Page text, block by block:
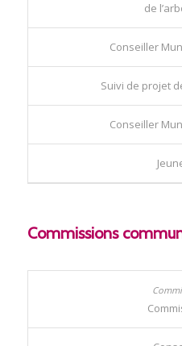
de
Conseiller
Suivi de projet
Conseiller
Commissions